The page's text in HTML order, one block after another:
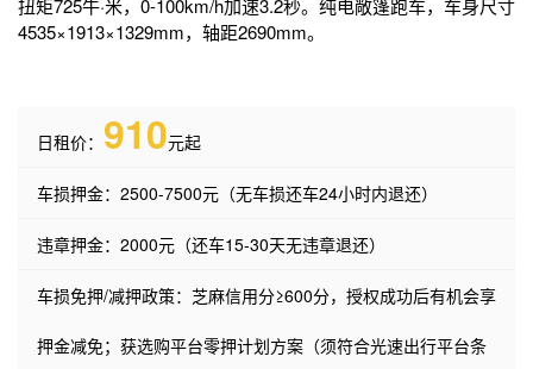
扭矩725牛·米，0-100km/h加速3.2秒。纯电敞篷跑车，车身尺寸
4535×1913×1329mm，轴距2690mm。
日租价： 910元起
车损押金：2500-7500元（无车损还车24小时内退还）
违章押金：2000元（还车15-30天无违章退还）
车损免押/减押政策：芝麻信用分≥600分，授权成功后有机会享
押金减免；获选购平台零押计划方案（须符合光速出行平台条